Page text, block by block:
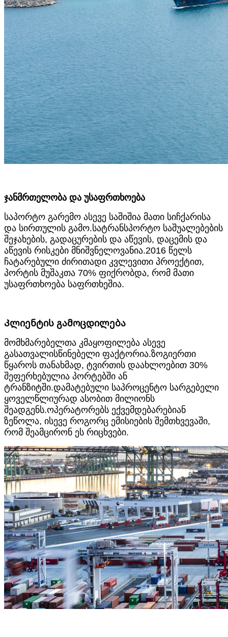
ჯანმრთელობა და უსაფრთხოება
საპორტო გარემო ასევე საშიშია მათი სიჩქარისა
და სირთულის გამო.სატრანსპორტო საშუალებების
შეჯახების, გადაცურების და აწევის, დაცემის და
აწევის რისკები მნიშვნელოვანია.2016 წელს
ჩატარებული ძირითადი კვლევითი პროექტით,
პორტის მუშაკთა 70% ფიქრობდა, რომ მათი
უსაფრთხოება საფრთხეშია.
Კლიენტის გამოცდილება
მომხმარებელთა კმაყოფილება ასევე
გასათვალისწინებელი ფაქტორია.ზოგიერთი
წყაროს თანახმად, ტვირთის დაახლოებით 30%
შეფერხებულია პორტებში ან
ტრანზიტში.დამატებული საპროცენტო სარგებელი
ყოველწლიურად ასობით მილიონს
შეადგენს.ოპერატორებს ექვემდებარებიან
ზეწოლა, ისევე როგორც ემისიების შემთხვევაში,
რომ შეამცირონ ეს რიცხვები.